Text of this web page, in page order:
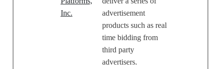
Inc.
advertisement
products such as real
time bidding from
third party
advertisers.